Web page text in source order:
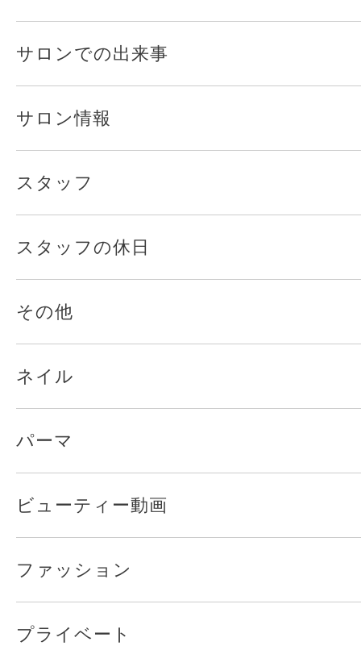
サロンでの出来事
サロン情報
スタッフ
スタッフの休日
その他
ネイル
パーマ
ビューティー動画
ファッション
プライベート